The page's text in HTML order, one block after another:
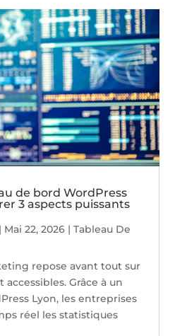
de bord WordPress
3 aspects puissants
| Mai 22, 2026 |Tableau De
repose avant tout sur
Grâce à un
Lyon, les entreprises
réel les statistiques